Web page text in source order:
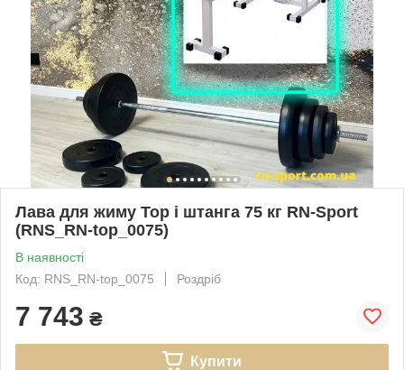
Лава для жиму Top і штанга 75 кг RN-Sport
(RNS_RN-top_0075)
В наявності
Код: RNS_RN-top_0075
Роздріб
7 743 ₴
Купити